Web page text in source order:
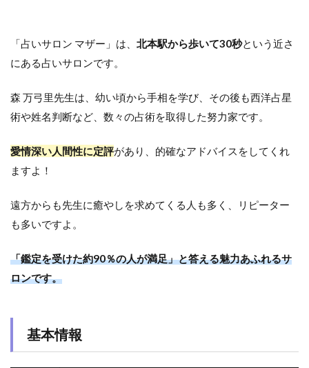
「占いサロン マザー」は、 北本駅から歩いて30秒という近さ
にある占いサロンです。
森 万弓里先生は、幼い頃から手相を学び、その後も西洋占星
術や姓名判断など、数々の占術を取得した努力家です。
愛情深い人間性に定評があり、的確なアドバイスをしてくれ
ますよ！
遠方からも先生に癒やしを求めてくる人も多く、リピーター
も多いですよ。
「鑑定を受けた約90％の人が満足」と答える魅力あふれるサ
ロンです。
基本情報